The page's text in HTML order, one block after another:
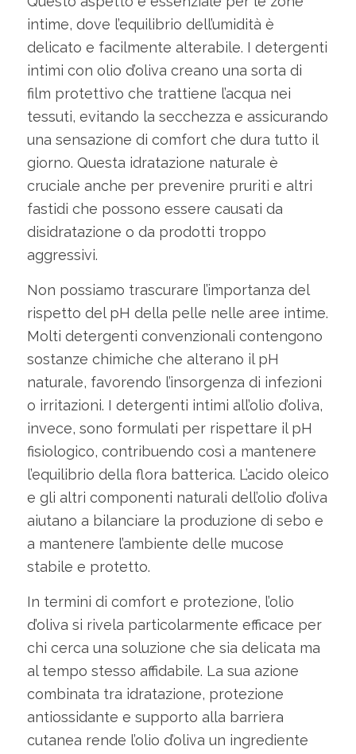
intime, dove l’equilibrio dell’umidità è
delicato e facilmente alterabile. I detergenti
intimi con olio d’oliva creano una sorta di
film protettivo che trattiene l’acqua nei
tessuti, evitando la secchezza e assicurando
una sensazione di comfort che dura tutto il
giorno. Questa idratazione naturale è
cruciale anche per prevenire pruriti e altri
fastidi che possono essere causati da
disidratazione o da prodotti troppo
aggressivi.
Non possiamo trascurare l’importanza del
rispetto del pH della pelle nelle aree intime.
Molti detergenti convenzionali contengono
sostanze chimiche che alterano il pH
naturale, favorendo l’insorgenza di infezioni
o irritazioni. I detergenti intimi all’olio d’oliva,
invece, sono formulati per rispettare il pH
fisiologico, contribuendo così a mantenere
l’equilibrio della flora batterica. L’acido oleico
e gli altri componenti naturali dell’olio d’oliva
aiutano a bilanciare la produzione di sebo e
a mantenere l’ambiente delle mucose
stabile e protetto.
In termini di comfort e protezione, l’olio
d’oliva si rivela particolarmente efficace per
chi cerca una soluzione che sia delicata ma
al tempo stesso affidabile. La sua azione
combinata tra idratazione, protezione
antiossidante e supporto alla barriera
cutanea rende l’olio d’oliva un ingrediente